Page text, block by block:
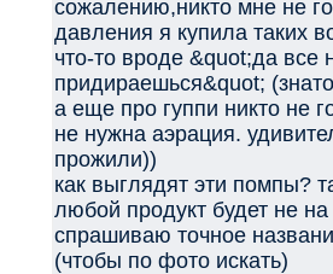
сожалению,никто мне не
давления я купила таких
что-то вроде &quot;да все
придираешься&quot;
а еще про гуппи никто не
не нужна аэрация.
прожили))
как выглядят эти помпы?
любой продукт будет не
спрашиваю точное
(чтобы по фото искать)